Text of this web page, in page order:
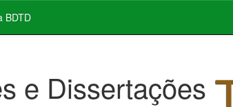
BDTD
e Dissertações